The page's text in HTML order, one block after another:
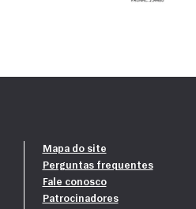
Mapa do site
Perguntas frequentes
Fale conosco
Patrocinadores